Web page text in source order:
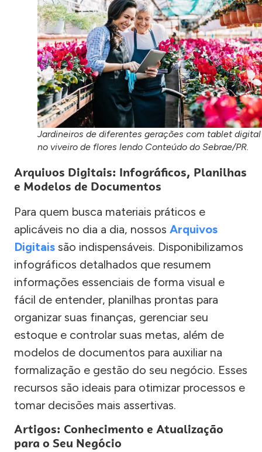
Jardineiros de diferentes gerações com tablet digital
no viveiro de flores lendo Conteúdo do Sebrae/PR.
Arquivos Digitais: Infográficos, Planilhas
e Modelos de Documentos
Para quem busca materiais práticos e
aplicáveis no dia a dia, nossos Arquivos
Digitais são indispensáveis. Disponibilizamos
infográficos detalhados que resumem
informações essenciais de forma visual e
fácil de entender, planilhas prontas para
organizar suas finanças, gerenciar seu
estoque e controlar suas metas, além de
modelos de documentos para auxiliar na
formalização e gestão do seu negócio. Esses
recursos são ideais para otimizar processos e
tomar decisões mais assertivas.
Artigos: Conhecimento e Atualização
para o Seu Negócio